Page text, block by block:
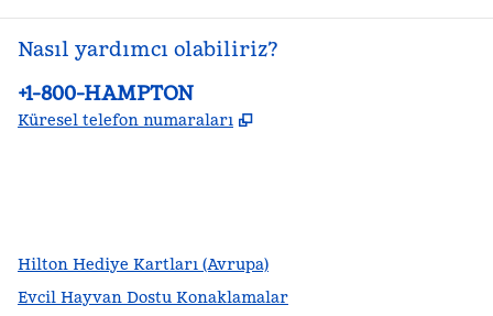
Nasıl yardımcı olabiliriz?
Telefon:
+1-800-HAMPTON
Küresel telefon numaraları ,
Hilton Hediye Kartları (Avrupa)
Evcil Hayvan Dostu Konaklamalar